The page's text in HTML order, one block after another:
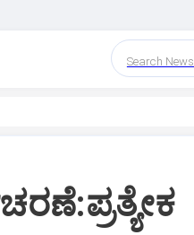
Search News